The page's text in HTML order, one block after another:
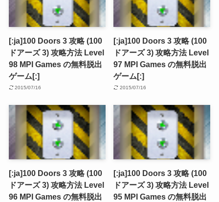
[:ja]100 Doors 3 攻略 (100
ドアーズ 3) 攻略方法 Level
98 MPI Games の無料脱出
ゲーム[:]
2015/07/16
[:ja]100 Doors 3 攻略 (100
ドアーズ 3) 攻略方法 Level
97 MPI Games の無料脱出
ゲーム[:]
2015/07/16
[:ja]100 Doors 3 攻略 (100
ドアーズ 3) 攻略方法 Level
96 MPI Games の無料脱出
[:ja]100 Doors 3 攻略 (100
ドアーズ 3) 攻略方法 Level
95 MPI Games の無料脱出